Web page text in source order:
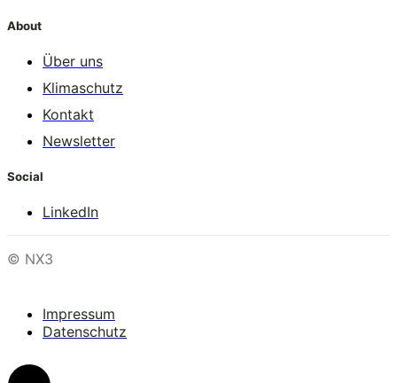
About
Über uns
Klimaschutz
Kontakt
Newsletter
Social
LinkedIn
© NX3
Impressum
Datenschutz